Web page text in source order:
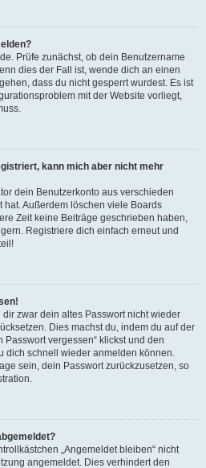
Prüfe zunächst, ob dein Benutzername
dies der Fall ist, wende dich an einen
dass du nicht gesperrt wurdest. Es ist
mit der Website vorliegt,
kann mich aber nicht mehr
dein Benutzerkonto aus verschieden
Außerdem löschen viele Boards
Zeit keine Beiträge geschrieben haben,
Registriere dich einfach erneut und
zwar dein altes Passwort nicht wieder
Dies machst du, indem du auf der
Passwort vergessen“ klickst und den
dich schnell wieder anmelden können.
sein, dein Passwort zurückzusetzen, so
„Angemeldet bleiben“ nicht
angemeldet. Dies verhindert den